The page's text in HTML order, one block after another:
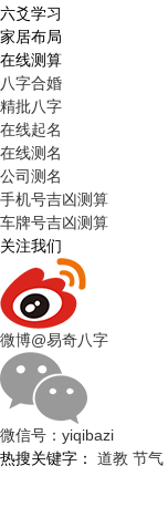
六爻学习
家居布局
在线测算
八字合婚
精批八字
在线起名
在线测名
公司测名
手机号吉凶测算
车牌号吉凶测算
关注我们
微博@易奇八字
微信号： yiqibazi
热搜关键字： 道教 节气